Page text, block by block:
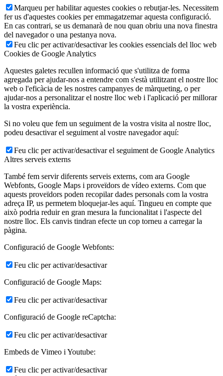
Marqueu per habilitar aquestes cookies o rebutjar-les. Necessitem
fer us d'aquestes cookies per emmagatzemar aquesta configuració.
En cas contrari, se us demanarà de nou quan obriu una nova finestra
del navegador o una pestanya nova.
Feu clic per activar/desactivar les cookies essencials del lloc web
Cookies de Google Analytics
Aquestes galetes recullen informació que s'utilitza de forma
agregada per ajudar-nos a entendre com s'està utilitzant el nostre lloc
web o l'eficàcia de les nostres campanyes de màrqueting, o per
ajudar-nos a personalitzar el nostre lloc web i l'aplicació per millorar
la vostra experiència.
Si no voleu que fem un seguiment de la vostra visita al nostre lloc,
podeu desactivar el seguiment al vostre navegador aquí:
Feu clic per activar/desactivar el seguiment de Google Analytics
Altres serveis externs
També fem servir diferents serveis externs, com ara Google
Webfonts, Google Maps i proveïdors de vídeo externs. Com que
aquests proveïdors poden recopilar dades personals com la vostra
adreça IP, us permetem bloquejar-les aquí. Tingueu en compte que
això podria reduir en gran mesura la funcionalitat i l'aspecte del
nostre lloc. Els canvis tindran efecte un cop torneu a carregar la
pàgina.
Configuració de Google Webfonts:
Feu clic per activar/desactivar
Configuració de Google Maps:
Feu clic per activar/desactivar
Configuració de Google reCaptcha:
Feu clic per activar/desactivar
Embeds de Vimeo i Youtube:
Feu clic per activar/desactivar